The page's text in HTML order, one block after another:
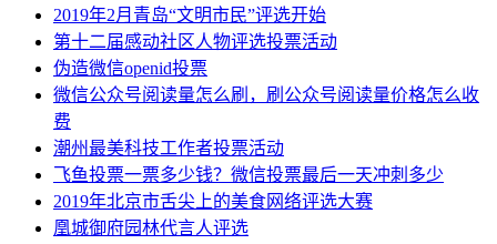
2019年2月青岛“文明市民”评选开始
第十二届感动社区人物评选投票活动
伪造微信openid投票
微信公众号阅读量怎么刷，刷公众号阅读量价格怎么收
费
潮州最美科技工作者投票活动
飞鱼投票一票多少钱？微信投票最后一天冲刺多少
2019年北京市舌尖上的美食网络评选大赛
凰城御府园林代言人评选